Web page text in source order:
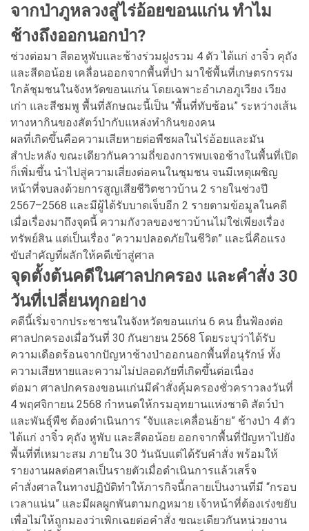
จากป่าภูหลวงสู่ไร่อ้อยขอนแก่น ทำไม
ช้างถึงออกนอกป่า?
ช่วงต่อมา สีดอหูพับและช้างร่วมฝูงรวม 4 ตัว ได้แก่ งาจิ๋ว คุถัง
และสีดอน้อย เคลื่อนออกจากพื้นที่ป่า มาใช้พื้นที่เกษตรกรรม
ใกล้ชุมชนในจังหวัดขอนแก่น โดยเฉพาะอำเภอภูเวียง เวียง
เก่า และสีชมพู พื้นที่ลักษณะนี้เป็น “พื้นที่ทับซ้อน” ระหว่างเส้น
ทางหากินของสัตว์ป่ากับแหล่งทำกินของคน
ผลที่เกิดขึ้นคือความเสียหายต่อพืชผลในไร่อ้อยและมัน
สำปะหลัง ขณะเดียวกันความถี่ของการพบเจอช้างในพื้นที่เปิด
ก็เพิ่มขึ้น นำไปสู่ความเสี่ยงต่อคนในชุมชน จนมีเหตุเผชิญ
หน้าที่จบลงด้วยการสูญเสียชีวิตชาวบ้าน 2 รายในช่วงปี
2567–2568 และมีผู้ได้รับบาดเจ็บอีก 2 รายตามข้อมูลในคดี
เมื่อเรื่องมาถึงจุดนี้ ความกังวลของชาวบ้านไม่ใช่เพียงเรื่อง
ทรัพย์สิน แต่เป็นเรื่อง “ความปลอดภัยในชีวิต” และนี่คือแรง
ขับสำคัญที่ผลักให้คดีเข้าสู่ศาล
จุดตั้งต้นคดีในศาลปกครอง และคำสั่ง 30
วันที่เปลี่ยนทุกอย่าง
คดีนี้เริ่มจากประชาชนในจังหวัดขอนแก่น 6 คน ยื่นฟ้องต่อ
ศาลปกครองเมื่อวันที่ 30 กันยายน 2568 โดยระบุว่าได้รับ
ความเดือดร้อนจากปัญหาช้างป่าออกนอกพื้นที่อนุรักษ์ ทั้ง
ความเสียหายและความไม่ปลอดภัยที่เกิดขึ้นต่อเนื่อง
ต่อมา ศาลปกครองขอนแก่นมีคำสั่งคุ้มครองชั่วคราวลงวันที่
4 พฤศจิกายน 2568 กำหนดให้กรมอุทยานแห่งชาติ สัตว์ป่า
และพันธุ์พืช ต้องดำเนินการ “จับและเคลื่อนย้าย” ช้างป่า 4 ตัว
ได้แก่ งาจิ๋ว คุถัง หูพับ และสีดอน้อย ออกจากพื้นที่ปัญหาไปยัง
พื้นที่ที่เหมาะสม ภายใน 30 วันนับแต่ได้รับคำสั่ง พร้อมให้
รายงานผลต่อศาลเป็นรายตัวเมื่อดำเนินการแล้วเสร็จ
คำสั่งศาลในทางปฏิบัติทำให้ภารกิจนี้กลายเป็นงานที่มี “กรอบ
เวลาแน่น” และมีผลผูกพันตามกฎหมาย เจ้าหน้าที่ต้องเร่งขยับ
เพื่อไม่ให้ถูกมองว่าเพิกเฉยต่อคำสั่ง ขณะเดียวกันหน่วยงาน